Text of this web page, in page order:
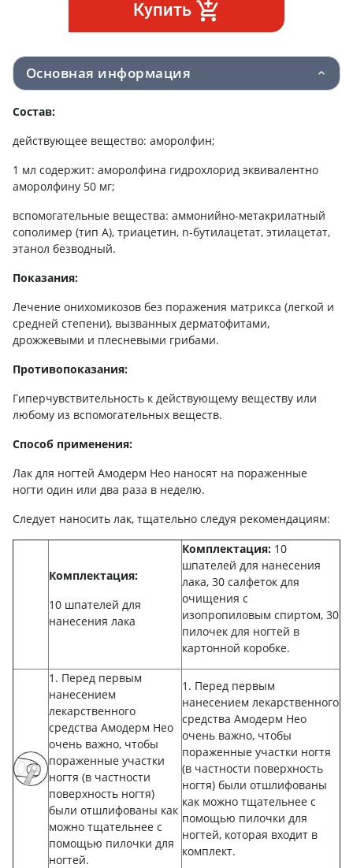
Купить
Основная информация
Состав:
действующее вещество: аморолфин;
1 мл содержит: аморолфина гидрохлорид эквивалентно
аморолфину 50 мг;
вспомогательные вещества: аммонийно-метакрилатный
сополимер (тип А), триацетин, n‑бутилацетат, этилацетат,
этанол безводный.
Показания:
Лечение онихомикозов без поражения матрикса (легкой и
средней степени), вызванных дерматофитами,
дрожжевыми и плесневыми грибами.
Противопоказания:
Гиперчувствительность к действующему веществу или
любому из вспомогательных веществ.
Способ применения:
Лак для ногтей Амодерм Нео наносят на пораженные
ногти один или два раза в неделю.
Следует наносить лак, тщательно следуя рекомендациям:
Комплектация:
10 шпателей для
нанесения лака
Комплектация: 10
шпателей для нанесения
лака, 30 салфеток для
очищения с
изопропиловым спиртом, 30
пилочек для ногтей в
картонной коробке.
1. Перед первым
нанесением
лекарственного
средства Амодерм Нео
очень важно, чтобы
пораженные участки
ногтя (в частности
поверхность ногтя)
были отшлифованы как
можно тщательнее с
помощью пилочки для
ногтей.
1. Перед первым
нанесением лекарственного
средства Амодерм Нео
очень важно, чтобы
пораженные участки ногтя
(в частности поверхность
ногтя) были отшлифованы
как можно тщательнее с
помощью пилочки для
ногтей, которая входит в
комплект.